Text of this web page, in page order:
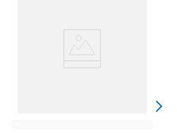
ressecála. A textura